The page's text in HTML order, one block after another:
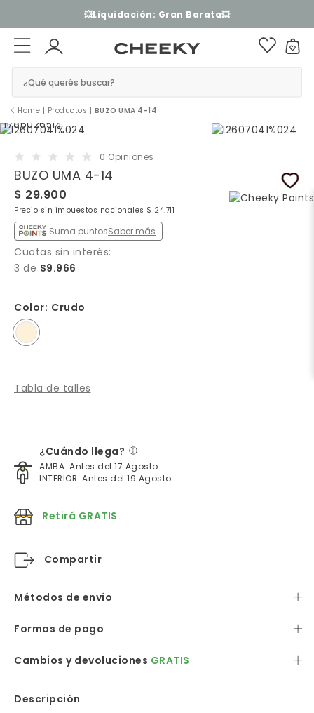
3 cuotas sin interés​ ​
¿Qué querés buscar?
Home | Productos | BUZO UMA 4-14
0 Opiniones
BUZO UMA 4-14
$ 29.900
Precio sin impuestos nacionales $ 24.711
Suma puntosSaber más
Cuotas sin interés:
3 de $9.966
Color: Crudo
Tabla de talles
¿Cuándo llega?
AMBA: Antes del 17 Agosto
INTERIOR: Antes del 19 Agosto
Retirá GRATIS
Compartir
Métodos de envío
Formas de pago
Cambios y devoluciones GRATIS
Descripción